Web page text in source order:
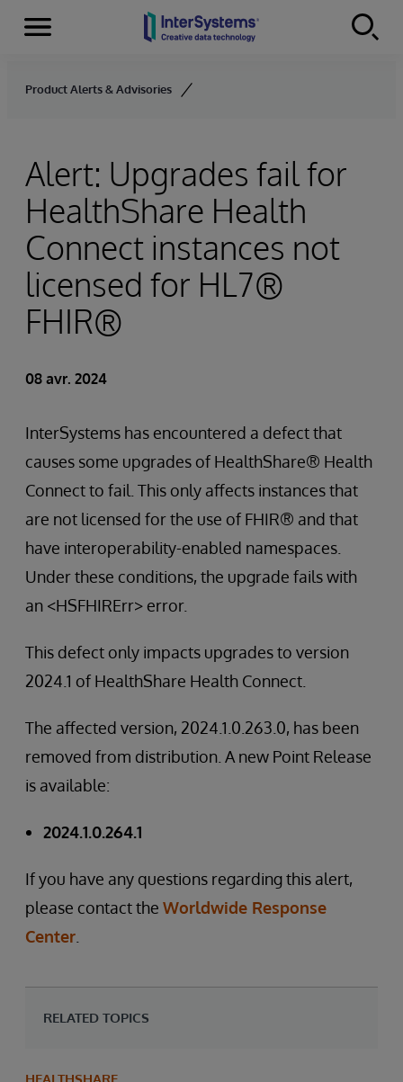
Skip to content
Menu
Product Alerts & Advisories
Alert: Upgrades fail for
HealthShare Health
Connect instances not
licensed for HL7®
FHIR®
08 avr. 2024
InterSystems has encountered a defect that
causes some upgrades of HealthShare® Health
Connect to fail. This only affects instances that
are not licensed for the use of FHIR® and that
have interoperability-enabled namespaces.
Under these conditions, the upgrade fails with
an <HSFHIRErr> error.
This defect only impacts upgrades to version
2024.1 of HealthShare Health Connect.
The affected version, 2024.1.0.263.0, has been
removed from distribution. A new Point Release
is available:
2024.1.0.264.1
If you have any questions regarding this alert,
please contact the Worldwide Response
Center
RELATED TOPICS